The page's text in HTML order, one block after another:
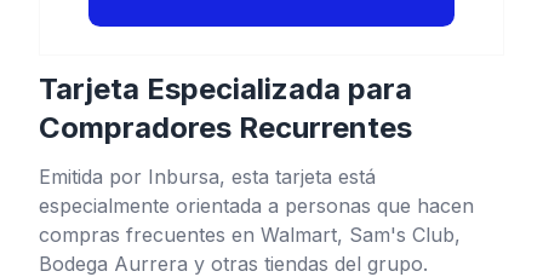
Tarjeta Especializada para
Compradores Recurrentes
Emitida por Inbursa, esta tarjeta está
especialmente orientada a personas que hacen
compras frecuentes en Walmart, Sam's Club,
Bodega Aurrera y otras tiendas del grupo.